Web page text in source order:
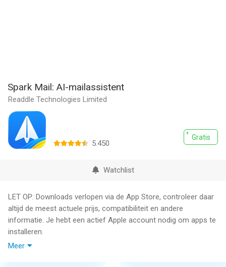
Spark Mail: AI-mailassistent
Readdle Technologies Limited
Gratis
5.450
Watchlist
LET OP: Downloads verlopen via de App Store, controleer daar
altijd de meest actuele prijs, compatibiliteit en andere
informatie. Je hebt een actief Apple account nodig om apps te
installeren.
Meer